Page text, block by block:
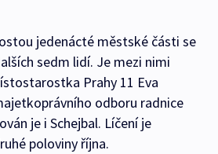
jedenácté městské části se
sedm lidí. Je mezi nimi
Prahy 11 Eva
odboru radnice
je i Schejbal. Líčení je
poloviny října.